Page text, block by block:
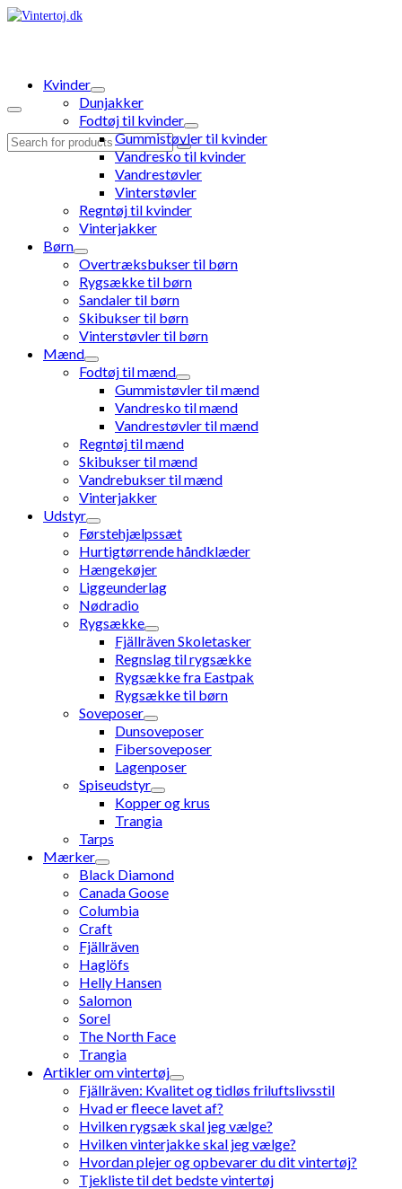
Search
Kvinder
Dunjakker
Fodtøj til kvinder
Gummistøvler til kvinder
Vandresko til kvinder
Vandrestøvler
Vinterstøvler
Regntøj til kvinder
Vinterjakker
Børn
Overtræksbukser til børn
Rygsække til børn
Sandaler til børn
Skibukser til børn
Vinterstøvler til børn
Mænd
Fodtøj til mænd
Gummistøvler til mænd
Vandresko til mænd
Vandrestøvler til mænd
Regntøj til mænd
Skibukser til mænd
Vandrebukser til mænd
Vinterjakker
Udstyr
Førstehjælpssæt
Hurtigtørrende håndklæder
Hængekøjer
Liggeunderlag
Nødradio
Rygsække
Fjällräven Skoletasker
Regnslag til rygsække
Rygsække fra Eastpak
Rygsække til børn
Soveposer
Dunsoveposer
Fibersoveposer
Lagenposer
Spiseudstyr
Kopper og krus
Trangia
Tarps
Mærker
Black Diamond
Canada Goose
Columbia
Craft
Fjällräven
Haglöfs
Helly Hansen
Salomon
Sorel
The North Face
Trangia
Artikler om vintertøj
Fjällräven: Kvalitet og tidløs friluftslivsstil
Hvad er fleece lavet af?
Hvilken rygsæk skal jeg vælge?
Hvilken vinterjakke skal jeg vælge?
Hvordan plejer og opbevarer du dit vintertøj?
Tjekliste til det bedste vintertøj